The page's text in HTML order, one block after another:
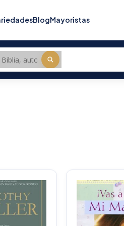
BlogMayoristas